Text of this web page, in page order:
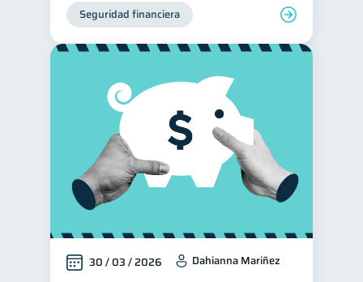
Seguridad financiera
30 / 03 / 2026 Dahianna Mariñez